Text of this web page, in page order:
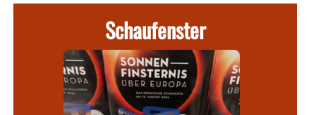
Schaufenster